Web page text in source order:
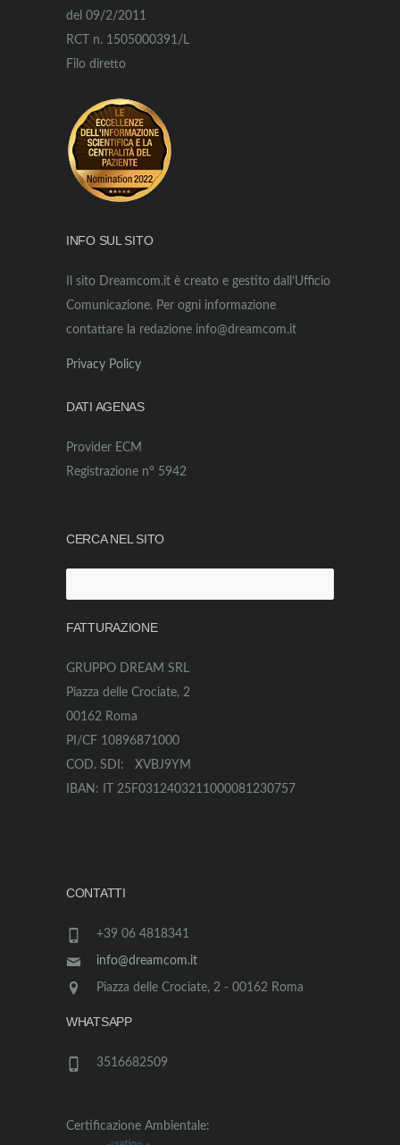
del 09/2/2011
RCT n. 1505000391/L
Filo diretto
INFO SUL SITO
Il sito Dreamcom.it è creato e gestito dall’Ufficio
Comunicazione. Per ogni informazione
contattare la redazione info@dreamcom.it
Privacy Policy
DATI AGENAS
Provider ECM
Registrazione n° 5942
CERCA NEL SITO
per:
FATTURAZIONE
GRUPPO DREAM SRL
Piazza delle Crociate, 2
00162 Roma
PI/CF 10896871000
COD. SDI: XVBJ9YM
IBAN: IT 25F0312403211000081230757
CONTATTI
+39 06 4818341
info@dreamcom.it
Piazza delle Crociate, 2 - 00162 Roma
WHATSAPP
3516682509
Certificazione Ambientale: